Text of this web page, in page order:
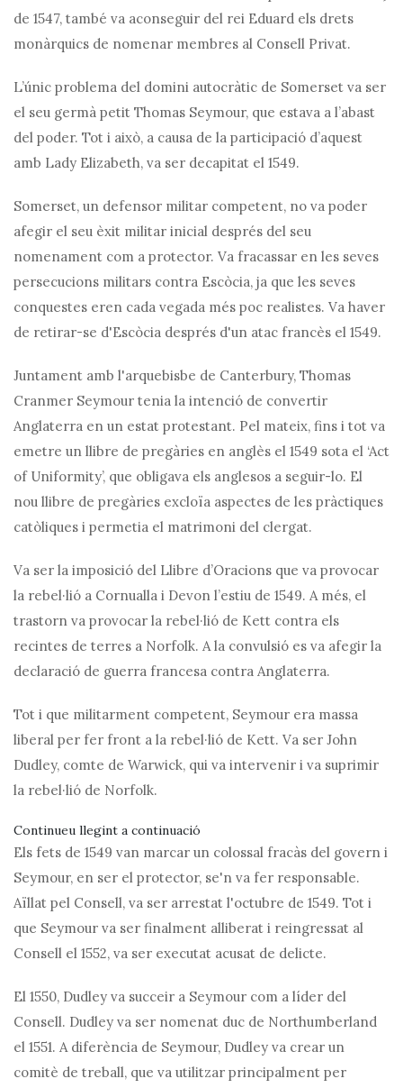
de 1547, també va aconseguir del rei Eduard els drets
monàrquics de nomenar membres al Consell Privat.
L’únic problema del domini autocràtic de Somerset va ser
el seu germà petit Thomas Seymour, que estava a l’abast
del poder. Tot i això, a causa de la participació d’aquest
amb Lady Elizabeth, va ser decapitat el 1549.
Somerset, un defensor militar competent, no va poder
afegir el seu èxit militar inicial després del seu
nomenament com a protector. Va fracassar en les seves
persecucions militars contra Escòcia, ja que les seves
conquestes eren cada vegada més poc realistes. Va haver
de retirar-se d'Escòcia després d'un atac francès el 1549.
Juntament amb l'arquebisbe de Canterbury, Thomas
Cranmer Seymour tenia la intenció de convertir
Anglaterra en un estat protestant. Pel mateix, fins i tot va
emetre un llibre de pregàries en anglès el 1549 sota el ‘Act
of Uniformity’, que obligava els anglesos a seguir-lo. El
nou llibre de pregàries excloïa aspectes de les pràctiques
catòliques i permetia el matrimoni del clergat.
Va ser la imposició del Llibre d’Oracions que va provocar
la rebel·lió a Cornualla i Devon l’estiu de 1549. A més, el
trastorn va provocar la rebel·lió de Kett contra els
recintes de terres a Norfolk. A la convulsió es va afegir la
declaració de guerra francesa contra Anglaterra.
Tot i que militarment competent, Seymour era massa
liberal per fer front a la rebel·lió de Kett. Va ser John
Dudley, comte de Warwick, qui va intervenir i va suprimir
la rebel·lió de Norfolk.
Continueu llegint a continuació
Els fets de 1549 van marcar un colossal fracàs del govern i
Seymour, en ser el protector, se'n va fer responsable.
Aïllat pel Consell, va ser arrestat l'octubre de 1549. Tot i
que Seymour va ser finalment alliberat i reingressat al
Consell el 1552, va ser executat acusat de delicte.
El 1550, Dudley va succeir a Seymour com a líder del
Consell. Dudley va ser nomenat duc de Northumberland
el 1551. A diferència de Seymour, Dudley va crear un
comitè de treball, que va utilitzar principalment per